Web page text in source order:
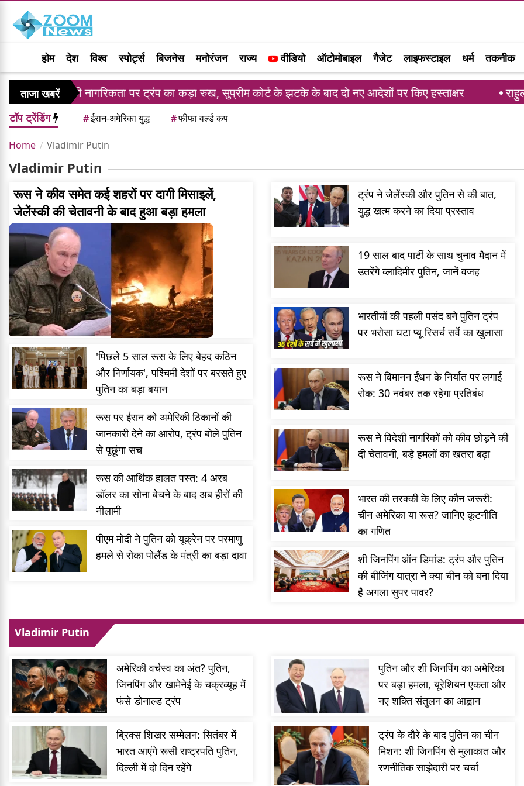
होम देश विश्व स्पोर्ट्स बिजनेस मनोरंजन राज्य वीडियो ऑटोमोबाइल गैजेट लाइफस्टाइल धर्म तकनीक
ताजा खबरें
अमेरिकी नागरिकता पर ट्रंप का कड़ा रुख, सुप्रीम कोर्ट के झटके के बाद दो नए आदेशों पर किए हस्ताक्षर राहुल
टॉप ट्रेंडिंग #ईरान-अमेरिका युद्ध #फीफा वर्ल्ड कप
Home Vladimir Putin
Vladimir Putin
रूस ने कीव समेत कई शहरों पर दागी मिसाइलें,
जेलेंस्की की चेतावनी के बाद हुआ बड़ा हमला
'पिछले 5 साल रूस के लिए बेहद कठिन
और निर्णायक', पश्चिमी देशों पर बरसते हुए
पुतिन का बड़ा बयान
रूस पर ईरान को अमेरिकी ठिकानों की
जानकारी देने का आरोप, ट्रंप बोले पुतिन
से पूछूंगा सच
रूस की आर्थिक हालत पस्त: 4 अरब
डॉलर का सोना बेचने के बाद अब हीरों की
नीलामी
पीएम मोदी ने पुतिन को यूक्रेन पर परमाणु
हमले से रोका पोलैंड के मंत्री का बड़ा दावा
ट्रंप ने जेलेंस्की और पुतिन से की बात,
युद्ध खत्म करने का दिया प्रस्ताव
19 साल बाद पार्टी के साथ चुनाव मैदान में
उतरेंगे व्लादिमीर पुतिन, जानें वजह
भारतीयों की पहली पसंद बने पुतिन ट्रंप
पर भरोसा घटा प्यू रिसर्च सर्वे का खुलासा
रूस ने विमानन ईंधन के निर्यात पर लगाई
रोक: 30 नवंबर तक रहेगा प्रतिबंध
रूस ने विदेशी नागरिकों को कीव छोड़ने की
दी चेतावनी, बड़े हमलों का खतरा बढ़ा
भारत की तरक्की के लिए कौन जरूरी:
चीन अमेरिका या रूस? जानिए कूटनीति
का गणित
शी जिनपिंग ऑन डिमांड: ट्रंप और पुतिन
की बीजिंग यात्रा ने क्या चीन को बना दिया
है अगला सुपर पावर?
राहुल
झारखंड
Vladimir Putin
अमेरिकी वर्चस्व का अंत? पुतिन,
जिनपिंग और खामेनेई के चक्रव्यूह में
फंसे डोनाल्ड ट्रंप
पुतिन और शी जिनपिंग का अमेरिका
पर बड़ा हमला, यूरेशियन एकता और
नए शक्ति संतुलन का आह्वान
ब्रिक्स शिखर सम्मेलन: सितंबर में
भारत आएंगे रूसी राष्ट्रपति पुतिन,
दिल्ली में दो दिन रहेंगे
ट्रंप के दौरे के बाद पुतिन का चीन
मिशन: शी जिनपिंग से मुलाकात और
रणनीतिक साझेदारी पर चर्चा